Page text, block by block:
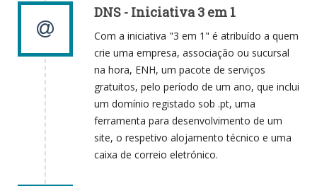
DNS - Iniciativa 3 em 1
Com a iniciativa "3 em 1" é atribuído a quem
crie uma empresa, associação ou sucursal
na hora, ENH, um pacote de serviços
gratuitos, pelo período de um ano, que inclui
um domínio registado sob .pt, uma
ferramenta para desenvolvimento de um
site, o respetivo alojamento técnico e uma
caixa de correio eletrónico.